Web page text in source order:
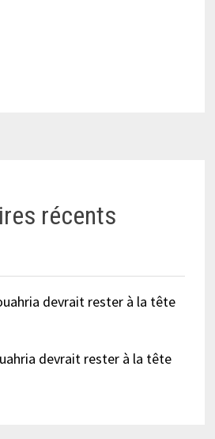
récents
devrait rester à la tête
devrait rester à la tête